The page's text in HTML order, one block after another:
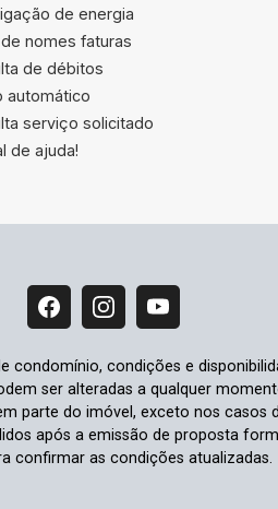
de energia
nomes faturas
de débitos
automático
serviço solicitado
de ajuda!
condomínio, condições e
ser alteradas a qualquer
parte do imóvel, exceto nos casos
após a emissão de proposta
confirmar as condições atualizadas.